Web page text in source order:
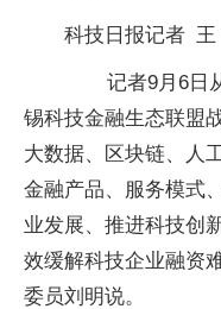
科技日报记者
记者9月6日从
锡科技金融生态联盟
大数据、区块链、人
金融产品、服务模式
业发展、推进科技创
效缓解科技企业融资
委员刘明说。